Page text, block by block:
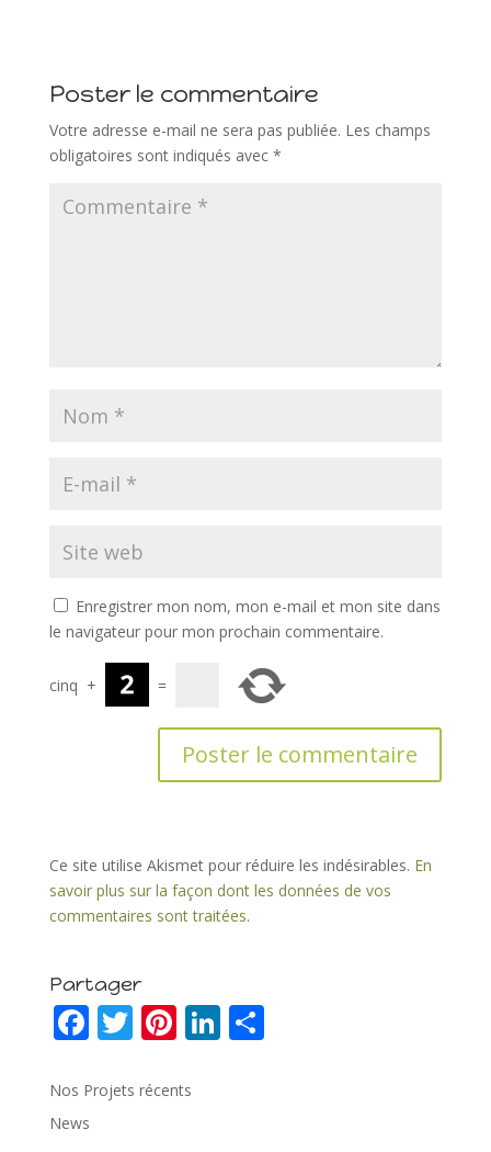
Poster le commentaire
Votre adresse e-mail ne sera pas publiée. Les champs
obligatoires sont indiqués avec *
Enregistrer mon nom, mon e-mail et mon site dans
le navigateur pour mon prochain commentaire.
cinq + =
Ce site utilise Akismet pour réduire les indésirables. En
savoir plus sur la façon dont les données de vos
commentaires sont traitées.
Partager
F
e
b
T
itt
Pi
er
Li P
Nos Projets récents
News